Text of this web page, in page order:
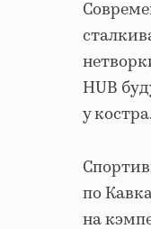
HUB
у
по
на